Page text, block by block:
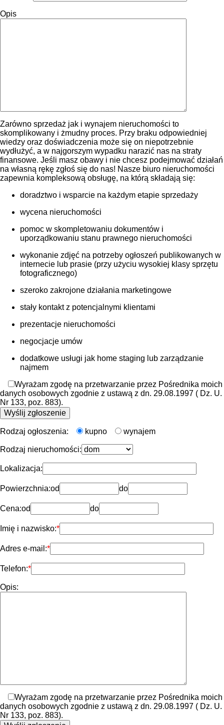
Opis
Zarówno sprzedaż jak i wynajem nieruchomości to
skomplikowany i żmudny proces. Przy braku odpowiedniej
wiedzy oraz doświadczenia może się on niepotrzebnie
wydłużyć, a w najgorszym wypadku narazić nas na straty
finansowe. Jeśli masz obawy i nie chcesz podejmować działań
na własną rękę zgłoś się do nas! Nasze biuro nieruchomości
zapewnia kompleksową obsługę, na którą składają się:
doradztwo i wsparcie na każdym etapie sprzedaży
wycena nieruchomości
pomoc w skompletowaniu dokumentów i
uporządkowaniu stanu prawnego nieruchomości
wykonanie zdjęć na potrzeby ogłoszeń publikowanych w
internecie lub prasie (przy użyciu wysokiej klasy sprzętu
fotograficznego)
szeroko zakrojone działania marketingowe
stały kontakt z potencjalnymi klientami
prezentacje nieruchomości
negocjacje umów
dodatkowe usługi jak home staging lub zarządzanie
najmem
Wyrażam zgodę na przetwarzanie przez Pośrednika moich
danych osobowych zgodnie z ustawą z dn. 29.08.1997 ( Dz. U.
Nr 133, poz. 883).
Rodzaj ogłoszenia: kupno wynajem
Rodzaj nieruchomości:
Lokalizacja:
Powierzchnia:od do
Cena:od do
Imię i nazwisko:
Adres e-mail:
Telefon:
Opis:
Wyrażam zgodę na przetwarzanie przez Pośrednika moich
danych osobowych zgodnie z ustawą z dn. 29.08.1997 ( Dz. U.
Nr 133, poz. 883).